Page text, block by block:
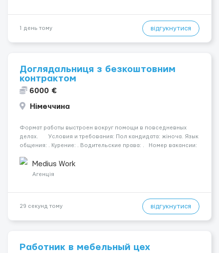
1 день тому відгукнутися
Доглядальниця з безкоштовним
контрактом
6000 €
Німеччина
Формат работы выстроен вокруг помощи в повседневных
делах. Условия и требования: Пол кандидата: жіноча. Язык
общения: . Курение: . Водительские права: . Номер вакансии:
567 59...Medius Work
Агенція
29 секунд тому відгукнутися
Работник в мебельный цех